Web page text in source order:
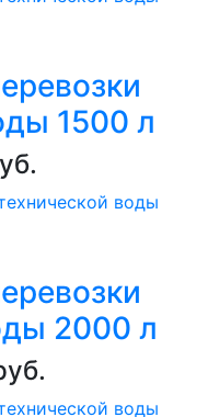
1500 л
2000 л